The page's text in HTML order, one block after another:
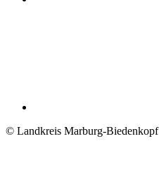
© Landkreis Marburg-Biedenkopf